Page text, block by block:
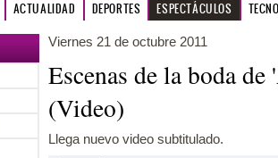
ACTUALIDAD DEPORTES ESPECTÁCULOS
Viernes 21 de octubre 2011
Escenas de la boda
(Video)
Llega nuevo video subtitulado.